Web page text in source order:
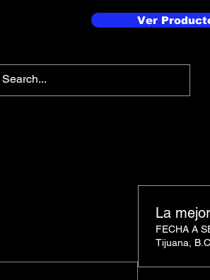
Ver
La
FECHA A
Tijuana,